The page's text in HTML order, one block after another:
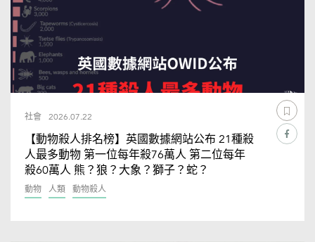
社會 2026.07.22
【動物殺人排名榜】英國數據網站公布 21種殺
人最多動物 第一位每年殺76萬人 第二位每年
殺60萬人 熊？狼？大象？獅子？蛇？
動物 人類 動物殺人